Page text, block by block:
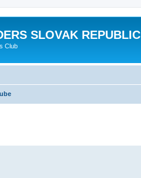
SLOVAK REPUBLIC
Club